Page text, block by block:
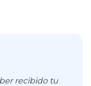
recibido tu